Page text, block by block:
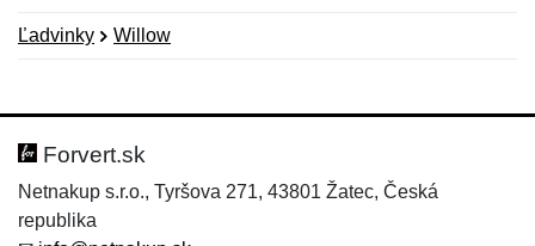
Ľadvinky Willow
Hodnotenie:
Meno:
Forvert.sk
Netnakup s.r.o., Tyršova 271, 43801 Žatec, Česká
republika